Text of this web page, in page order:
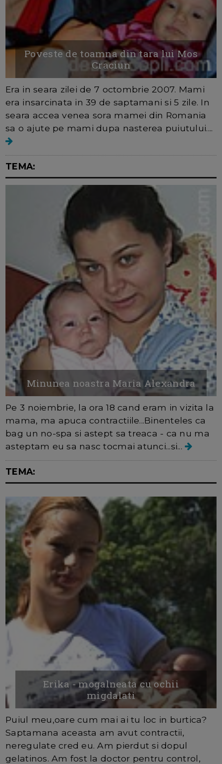
Poveste de toamna din tara lui Mos
Craciun
Era in seara zilei de 7 octombrie 2007. Mami
era insarcinata in 39 de saptamani si 5 zile. In
seara accea venea sora mamei din Romania
sa o ajute pe mami dupa nasterea puiutului....
TEMA:
Minunea noastra Maria Alexandra
Pe 3 noiembrie, la ora 18 cand eram in vizita la
mama, ma apuca contractiile...Binenteles ca
bag un no-spa si astept sa treaca - ca nu ma
asteptam eu sa nasc tocmai atunci...si...
TEMA:
Erika - mogalneata cu ochii
migdalati
Puiul meu,oare cum mai ai tu loc in burtica?
Saptamana aceasta am avut contractii,
neregulate cred eu. Am pierdut si dopul
gelatinos. Am fost la doctor pentru control,